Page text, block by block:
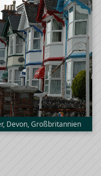
Devon, Großbritannien